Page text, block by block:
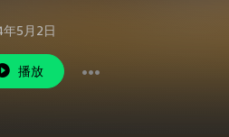
5月2日
播放